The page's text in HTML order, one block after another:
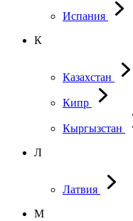
Испания
К
Казахстан
Кипр
Кыргызстан
Л
Латвия
М